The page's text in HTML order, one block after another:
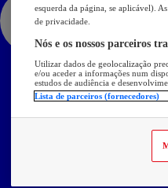
esquerda da página, se aplicável).
de privacidade.
Nós e os nossos parceiros
Utilizar dados de geolocalização
e/ou aceder a informações num
estudos de audiência e
Lista de parceiros (fornecedores)